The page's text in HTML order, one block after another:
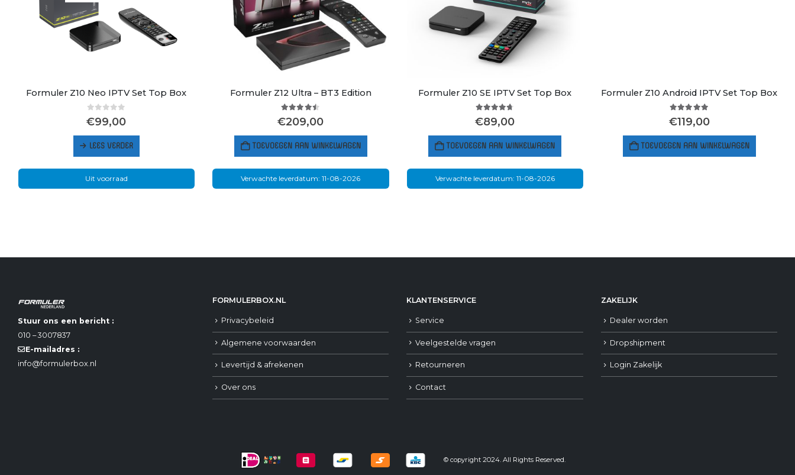
Formuler Z10 Neo IPTV Set Top Box
0out of 5
€99,00
LEES VERDER
Uit voorraad
Formuler Z12 Ultra – BT3 Edition
4.42 out of 5
€209,00
TOEVOEGEN AAN WINKELWAGEN
Verwachte leverdatum: 11-08-2026
Formuler Z10 SE IPTV Set Top Box
4.64out of 5
€89,00
TOEVOEGEN AAN WINKELWAGEN
Verwachte leverdatum: 11-08-2026
Formuler Z10 Android IPTV Set Top Box
5.00out of 5
€119,00
TOEVOEGEN AAN WINKELWAGEN
Stuur ons een bericht :
010 – 3007837
E-mailadres :
info@formulerbox.nl
FORMULERBOX.NL
Privacybeleid
Algemene voorwaarden
Levertijd & afrekenen
Over ons
KLANTENSERVICE
Service
Veelgestelde vragen
Retourneren
Contact
ZAKELIJK
Dealer worden
Dropshipment
Login Zakelijk
© copyright 2024. All Rights Reserved.